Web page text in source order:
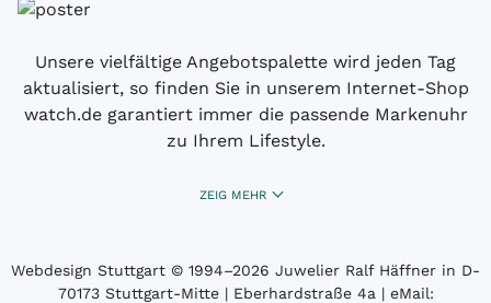
Unsere vielfältige Angebotspalette wird jeden Tag
aktualisiert, so finden Sie in unserem Internet-Shop
watch.de garantiert immer die passende Markenuhr
zu Ihrem Lifestyle.
ZEIG MEHR
Webdesign Stuttgart © 1994­–2026 Juwelier Ralf Häffner in D-
70173 Stuttgart-Mitte | Eberhardstraße 4a | eMail: